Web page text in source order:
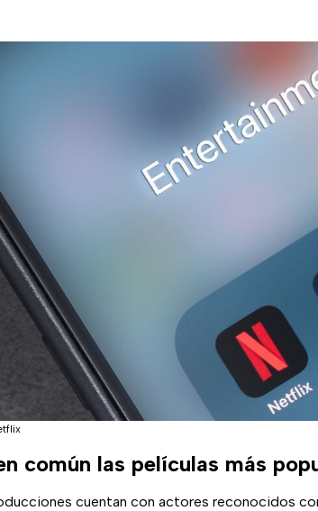
común las películas más
cuentan con actores reconocidos